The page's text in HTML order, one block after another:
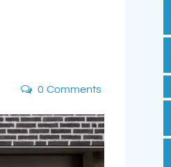
0 Comments